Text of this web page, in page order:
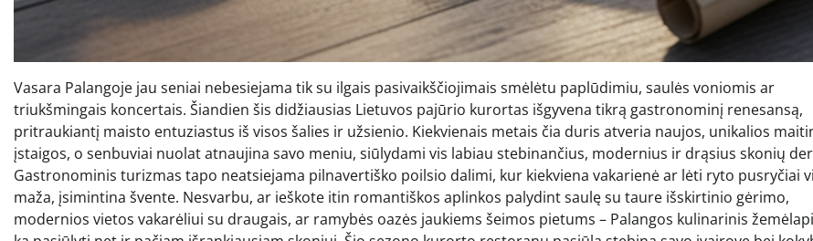
Vasara Palangoje jau seniai nebesiejama tik su ilgais pasivaikščiojimais smėlėtu paplūdimiu, saulės voniomis ar
triukšmingais koncertais. Šiandien šis didžiausias Lietuvos pajūrio kurortas išgyvena tikrą gastronominį renesansą,
pritraukiantį maisto entuziastus iš visos šalies ir užsienio. Kiekvienais metais čia duris atveria naujos, unikalios
įstaigos, o senbuviai nuolat atnaujina savo meniu, siūlydami vis labiau stebinančius, modernius ir drąsius skonių
Gastronominis turizmas tapo neatsiejama pilnavertiško poilsio dalimi, kur kiekviena vakarienė ar lėti ryto pusryčiai
maža, įsimintina švente. Nesvarbu, ar ieškote itin romantiškos aplinkos palydint saulę su taure išskirtinio gėrimo,
modernios vietos vakarėliui su draugais, ar ramybės oazės jaukiems šeimos pietums – Palangos kulinarinis